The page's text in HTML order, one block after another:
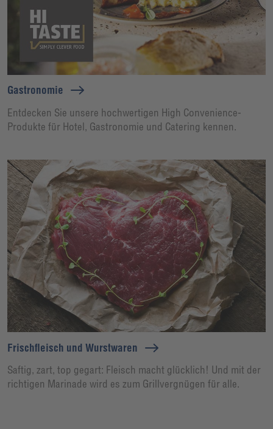
Gastronomie
Entdecken Sie unsere hochwertigen High Convenience-
Produkte für Hotel, Gastronomie und Catering kennen.
Frischfleisch und Wurstwaren
Saftig, zart, top gegart: Fleisch macht glücklich! Und mit der
richtigen Marinade wird es zum Grillvergnügen für alle.